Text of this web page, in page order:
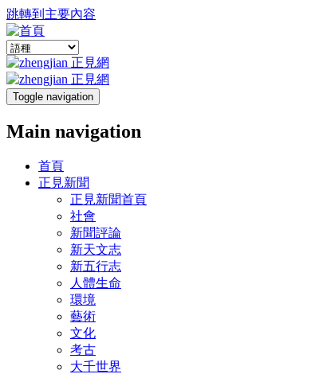
跳轉到主要內容
Toggle navigation
Main navigation
首頁
正見新聞
正見新聞首頁
社會
新聞評論
新天文志
新五行志
人體生命
環境
藝術
文化
考古
大千世界